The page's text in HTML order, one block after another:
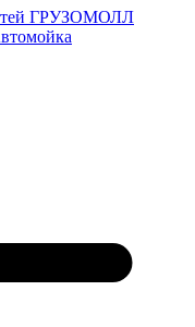
ГРУЗОМОЛЛ